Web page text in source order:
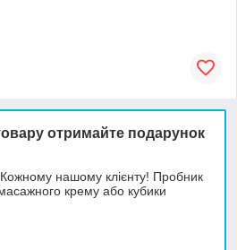
отримайте подарунок
нашому клієнту! Пробник
крему або кубики